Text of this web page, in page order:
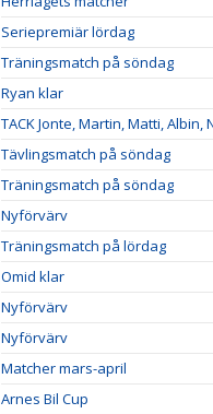
Seriepremiär lördag
Träningsmatch på söndag
Ryan klar
TACK Jonte, Martin, Matti, Albin,
Tävlingsmatch på söndag
Träningsmatch på söndag
Nyförvärv
Träningsmatch på lördag
Omid klar
Nyförvärv
Nyförvärv
Matcher mars-april
Arnes Bil Cup